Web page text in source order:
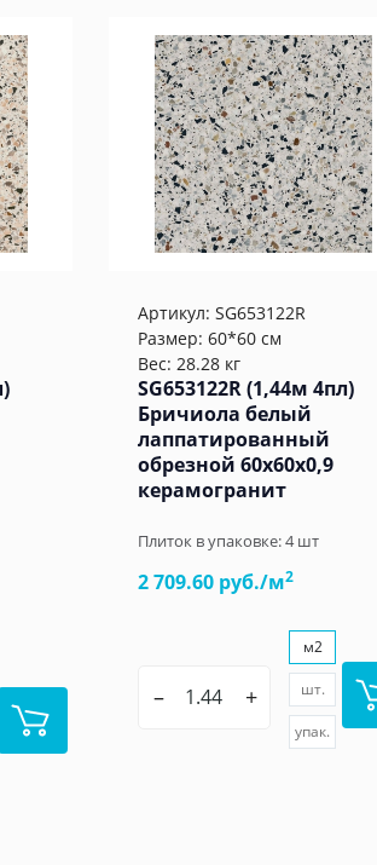
Артикул: SG653122R
Размер: 60*60 см
Вес: 28.28 кг
SG653122R (1,44м 4пл)
Бричиола белый
лаппатированный
обрезной 60x60x0,9
керамогранит
Плиток в упаковке:4шт
2 709.60 руб./м2
– +
м2
шт.
упак.